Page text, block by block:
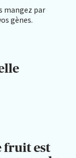
mangez par
gènes.
fruit est